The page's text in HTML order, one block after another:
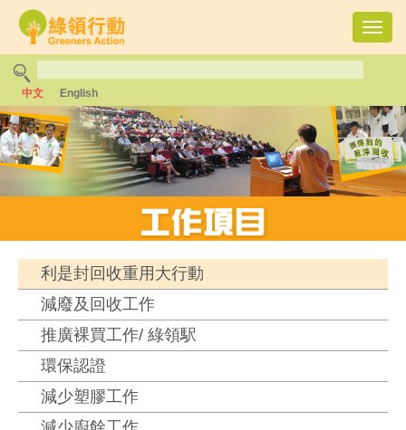
中文 English
利是封回收重用大行動
減廢及回收工作
推廣裸買工作/ 綠領駅
環保認證
減少塑膠工作